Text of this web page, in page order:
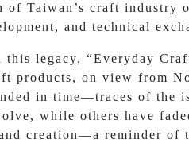
of Taiwan’s craft industry
and technical
legacy, “Everyday
products, on view from
in time—traces of the
while others have
creation—a reminder